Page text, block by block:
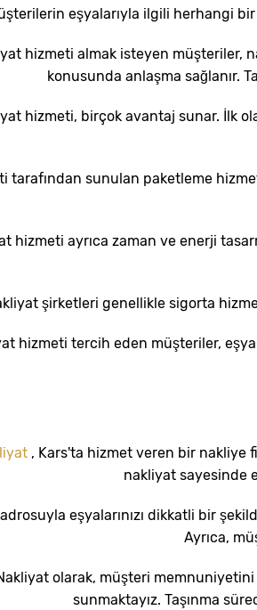
eşyalarıyla ilgili herhangi
hizmeti almak isteyen müşteriler,
konusunda anlaşma sağlanır.
hizmeti, birçok avantaj sunar. İlk
tarafından sunulan paketleme
hizmeti ayrıca zaman ve enerji
şirketleri genellikle sigorta
hizmeti tercih eden müşteriler,
, Kars'ta hizmet veren bir nakliye
nakliyat sayesinde
eşyalarınızı dikkatli bir
Ayrıca,
olarak, müşteri
sunmaktayız. Taşınma